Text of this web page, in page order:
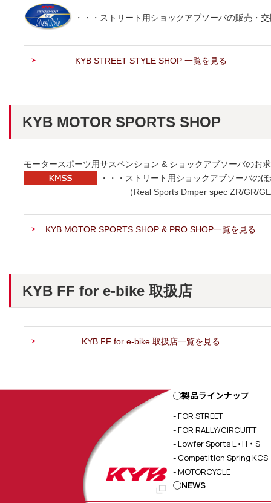
・・・ストリート用ショックアブソーバの販売・
KYB STREET STYLE SHOP 一覧を見る
KYB MOTOR SPORTS SHOP
モータースポーツ用サスペンション & ショックアブソーバのお
・・・ストリート用ショックアブソーバの
（Real Sports Dmper spec ZR/GR/
KYB MOTOR SPORTS SHOP & PRO SHOP一覧を見る
KYB FF for e-bike 取扱店
KYB FF for e-bike 取扱店一覧を見る
◯製品ラインナップ
- FOR STREET
- FOR RALLY/CIRCUITT
- Lowfer Sports L•H・S
- Competition Spring KCS
- MOTORCYCLE
◯NEWS